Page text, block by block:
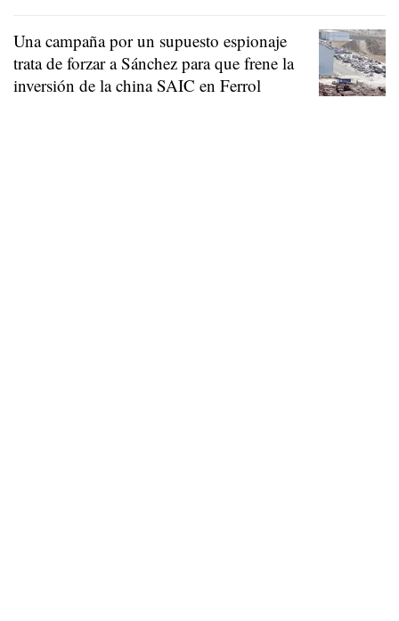
Una campaña por un supuesto espionaje
trata de forzar a Sánchez para que frene la
inversión de la china SAIC en Ferrol